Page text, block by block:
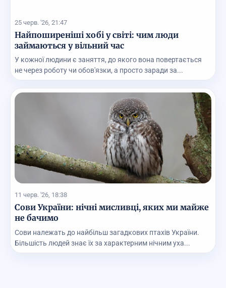
25 черв. '26, 21:47
Найпоширеніші хобі у світі: чим люди
займаються у вільний час
У кожної людини є заняття, до якого вона повертається
не через роботу чи обов'язки, а просто заради за...
11 черв. '26, 18:38
Сови України: нічні мисливці, яких ми майже
не бачимо
Сови належать до найбільш загадкових птахів України.
Більшість людей знає їх за характерним нічним уха...